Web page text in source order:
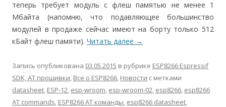
теперь требует модуль с флеш памятью не менее 1
Мбайта (напомню, что подавляющее большинство
модулей в продаже сейчас имеют на борту только 512
кБайт флеш памяти). Читать далее →
Запись опубликована 03.05.2015 в рубрике ESP8266 Espressif
SDK, AT прошивки, Все о ESP8266, Новости с метками
datasheet, ESP-12, esp-wroom, esp-wroom-02, esp8266, esp8266
AT commands, ESP8266 AT команды, esp8266 datasheet,